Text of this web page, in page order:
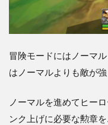
冒険モードにはノーマ
はノーマルよりも敵が強
ノーマルを進めてヒー
ンク上げに必要な勲章